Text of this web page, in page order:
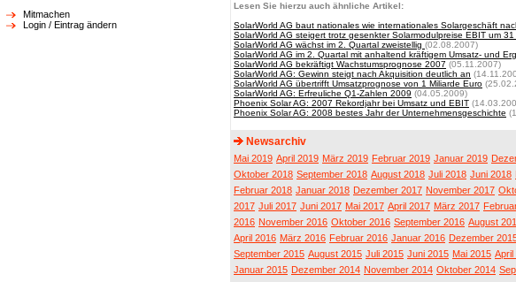
Mitmachen
Login / Eintrag ändern
Lesen Sie hierzu auch ähnliche Artikel:
SolarWorld AG baut nationales wie internationales Solargeschäft
SolarWorld AG steigert trotz gesenkter Solarmodulpreise EBIT um
SolarWorld AG wächst im 2. Quartal zweistellig (02.08.2007)
SolarWorld AG im 2. Quartal mit anhaltend kräftigem Umsatz- und
SolarWorld AG bekräftigt Wachstumsprognose 2007 (05.11.2007)
SolarWorld AG: Gewinn steigt nach Akquisition deutlich an
SolarWorld AG übertrifft Umsatzprognose von 1 Miliarde Euro
SolarWorld AG: Erfreuliche Q1-Zahlen 2009 (04.05.2009)
Phoenix Solar AG: 2007 Rekordjahr bei Umsatz und EBIT
Phoenix Solar AG: 2008 bestes Jahr der Unternehmensgeschichte
Newsarchiv
Mai 2019 April 2019 März 2019 Februar 2019 Januar 2019
Oktober 2018 September 2018 August 2018 Juli 2018 Juni 2018
Februar 2018 Januar 2018 Dezember 2017 November 2017
2017 Juli 2017 Juni 2017 Mai 2017 April 2017 März 2017
2016 November 2016 Oktober 2016 September 2016 August
April 2016 März 2016 Februar 2016 Januar 2016 Dezember
September 2015 August 2015 Juli 2015 Juni 2015 Mai 2015 April
Januar 2015 Dezember 2014 November 2014 Oktober 2014